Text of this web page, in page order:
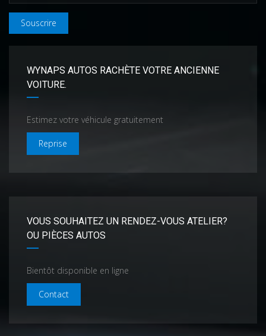
Souscrire
WYNAPS AUTOS RACHÈTE VOTRE ANCIENNE
VOITURE.
Estimez votre véhicule gratuitement
Reprise
VOUS SOUHAITEZ UN RENDEZ-VOUS ATELIER?
OU PIÈCES AUTOS
Bientôt disponible en ligne
Contact